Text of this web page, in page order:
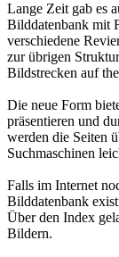
Lange Zeit gab es
Bilddatenbank mit
verschiedene
zur übrigen
Bildstrecken auf
Die neue Form
präsentieren und
werden die Seiten
Suchmaschinen
Falls im Internet
Bilddatenbank
Über den Index
Bildern.